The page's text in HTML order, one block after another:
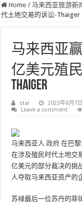
Home / 马来西亚旅游新
代土地交易的诉讼-Thaiger
马来西亚
亿美元殖
Thaiger
star 2023年6月7日
Leave a comment
马来西亚人政府 在巴
在涉及殖民时代土地交
亿美元的部分裁决的挑
人夺取马来西亚资产的
苏禄最后一位苏丹的菲